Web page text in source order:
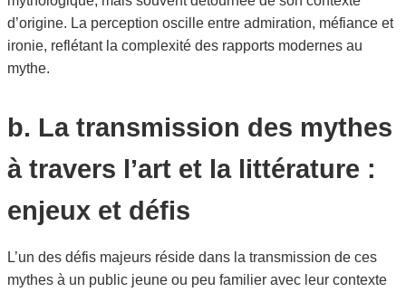
d’origine. La perception oscille entre admiration, méfiance et
ironie, reflétant la complexité des rapports modernes au
mythe.
b. La transmission des mythes
à travers l’art et la littérature :
enjeux et défis
L’un des défis majeurs réside dans la transmission de ces
mythes à un public jeune ou peu familier avec leur contexte